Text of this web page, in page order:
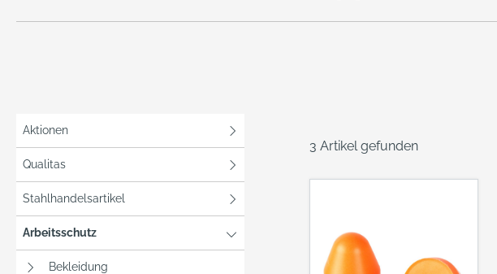
Aktionen
Qualitas
Stahlhandelsartikel
Arbeitsschutz
Bekleidung
3 Artikel gefunden